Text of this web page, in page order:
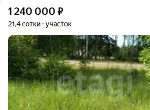
1 240 000 ₽
21,4 сотки участок